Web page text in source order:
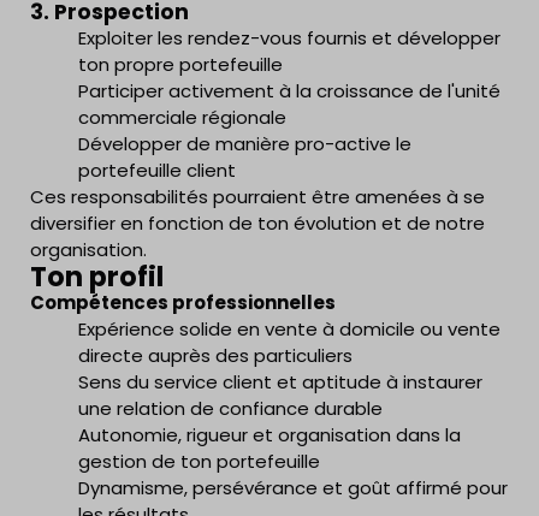
3. Prospection
Exploiter les rendez-vous fournis et développer
ton propre portefeuille
Participer activement à la croissance de l'unité
commerciale régionale
Développer de manière pro-active le
portefeuille client
Ces responsabilités pourraient être amenées à se
diversifier en fonction de ton évolution et de notre
organisation.
Ton profil
Compétences professionnelles
Expérience solide en vente à domicile ou vente
directe auprès des particuliers
Sens du service client et aptitude à instaurer
une relation de confiance durable
Autonomie, rigueur et organisation dans la
gestion de ton portefeuille
Dynamisme, persévérance et goût affirmé pour